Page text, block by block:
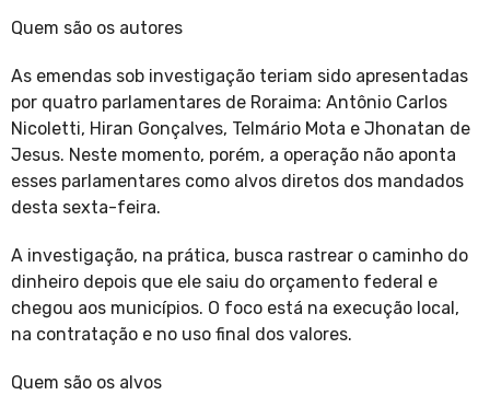
Quem são os autores
As emendas sob investigação teriam sido apresentadas
por quatro parlamentares de Roraima: Antônio Carlos
Nicoletti, Hiran Gonçalves, Telmário Mota e Jhonatan de
Jesus. Neste momento, porém, a operação não aponta
esses parlamentares como alvos diretos dos mandados
desta sexta-feira.
A investigação, na prática, busca rastrear o caminho do
dinheiro depois que ele saiu do orçamento federal e
chegou aos municípios. O foco está na execução local,
na contratação e no uso final dos valores.
Quem são os alvos